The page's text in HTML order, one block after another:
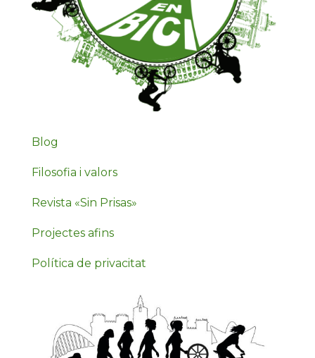
Blog
Filosofia i valors
Revista «Sin Prisas»
Projectes afins
Política de privacitat